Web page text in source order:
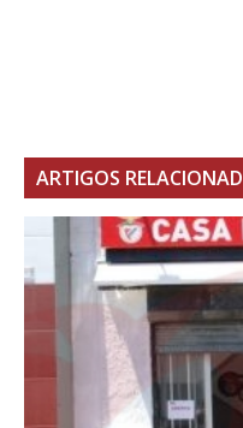
ARTIGOS